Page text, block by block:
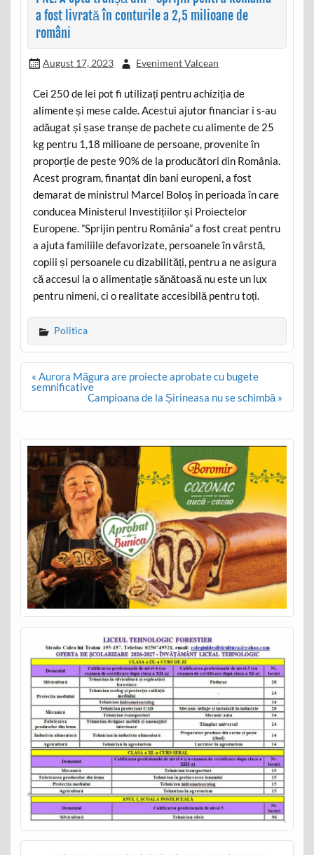
a fost livrată în conturile a 2,5 milioane de
români
August 17, 2023 Eveniment Valcean
Cei 250 de lei pot fi utilizați pentru achiziția de
alimente și mese calde. Acestui ajutor financiar i s-au
adăugat și șase tranșe de pachete cu alimente de 25
kg pentru 1,18 milioane de persoane, provenite în
proporție de peste 90% de la producători din România.
Acest program, finanțat din bani europeni, a fost
demarat de ministrul Marcel Boloș în perioada în care
conducea Ministerul Investițiilor și Proiectelor
Europene. ”Sprijin pentru România” a fost creat pentru
a ajuta familiile defavorizate, persoanele în vârstă,
copiii și persoanele cu dizabilități, pentru a ne asigura
că accesul la o alimentație sănătoasă nu este un lux
pentru nimeni, ci o realitate accesibilă pentru toți.
Politica
Post
navigation
« Aurora Măgura are proiecte aprobate cu bugete
semnificative
Campioana de la Șirineasa nu se schimbă »